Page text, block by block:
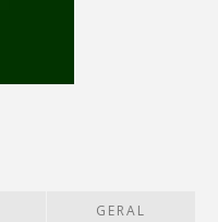
GERAL